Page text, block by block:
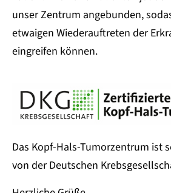
unser Zentrum angebunden,
etwaigen Wiederauftreten der
eingreifen können.
Das Kopf-Hals-Tumorzentrum ist
von der Deutschen